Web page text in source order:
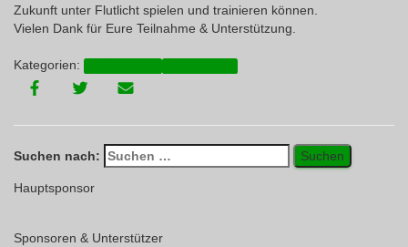
Zukunft unter Flutlicht spielen und trainieren können.
Vielen Dank für Eure Teilnahme & Unterstützung.
Kategorien:
Suchen nach:
Hauptsponsor
Sponsoren & Unterstützer